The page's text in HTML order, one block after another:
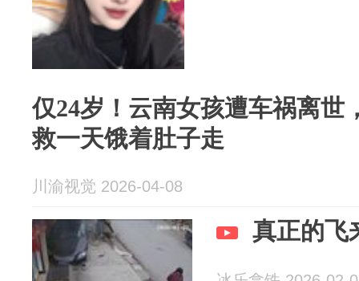
仅24岁！云南女孩遭车祸离世
救一天饿着肚子走
川渝视觉 2026-04-08
真正的